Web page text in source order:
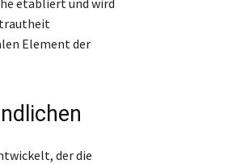
Element der
der die